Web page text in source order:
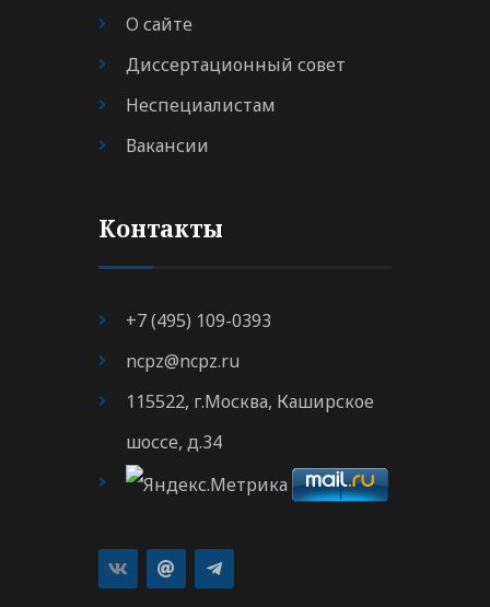
О сайте
Диссертационный совет
Неспециалистам
Вакансии
Контакты
+7 (495) 109-0393
ncpz@ncpz.ru
115522, г.Москва, Каширское
шоссе, д.34